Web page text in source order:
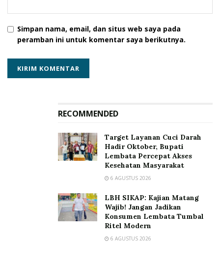
Simpan nama, email, dan situs web saya pada
peramban ini untuk komentar saya berikutnya.
RECOMMENDED
Target Layanan Cuci Darah
Hadir Oktober, Bupati
Lembata Percepat Akses
Kesehatan Masyarakat
6 AGUSTUS 2026
LBH SIKAP: Kajian Matang
Wajib! Jangan Jadikan
Konsumen Lembata Tumbal
Ritel Modern
6 AGUSTUS 2026